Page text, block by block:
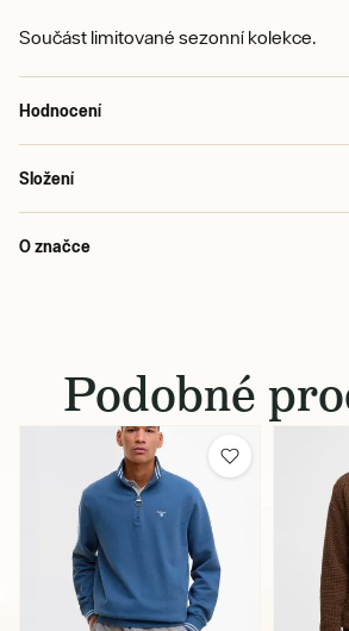
Součást limitované sezonní kolekce.
Hodnocení
Složení
O značce
Podobné